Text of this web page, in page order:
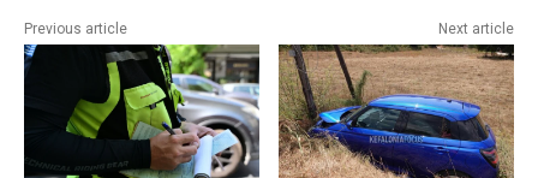
Previous article Next article